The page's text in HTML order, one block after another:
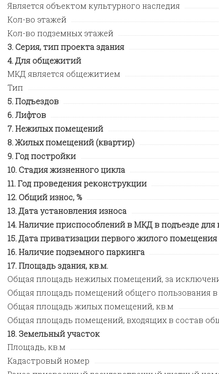
Является объектом культурного наследия
Кол-во этажей
Кол-во подземных этажей
Серия, тип проекта здания
Для общежитий
МКД является общежитием
Тип
Подъездов
Лифтов
Нежилых помещений
Жилых помещений (квартир)
Год постройки
Стадия жизненного цикла
Год проведения реконструкции
Общий износ, %
Дата установления износа
Наличие приспособлений в МКД в подъезде
Дата приватизации первого жилого помещения
Наличие подземного паркинга
Площадь здания, кв.м.
Общая площадь нежилых помещений, за
Общая площадь помещений общего пользования
Общая площадь жилых помещений, кв.м
Общая площадь помещений, входящих в состав
Земельный участок
Площадь, кв.м
Кадастровый номер